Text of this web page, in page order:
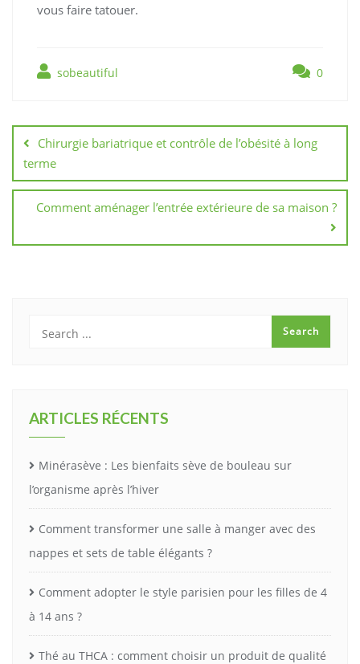
vous faire tatouer.
sobeautiful 0
de
l’article
Chirurgie bariatrique et contrôle de l’obésité à long
terme
Comment aménager l’entrée extérieure de sa maison ?
ARTICLES RÉCENTS
Minérasève : Les bienfaits sève de bouleau sur
l’organisme après l’hiver
Comment transformer une salle à manger avec des
nappes et sets de table élégants ?
Comment adopter le style parisien pour les filles de 4
à 14 ans ?
Thé au THCA : comment choisir un produit de qualité